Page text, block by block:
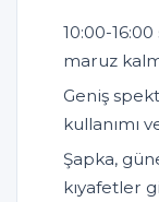
10:00-
maruz
Geniş
kullanımı
Şapka,
kıyafetler